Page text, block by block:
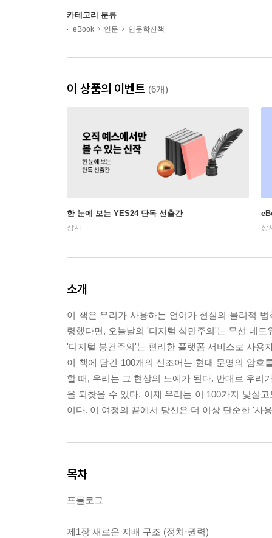
카테고리 분류
eBook 인문 인문학산책
이 상품의 이벤트 (6개)
한 눈에 보는 YES24 단독 선출간
상시 상
소개
이 책은 우리가 사용하는 언어가 현실의 물리적
령했다면, 오늘날의 '디지털 식민주의'는 무선 네
'디지털 봉건주의'는 편리한 플랫폼 서비스로 사용
이 책에 담긴 100개의 신조어는 현대 문명의 암호
할 때, 우리는 그 현상의 노예가 된다. 반대로 우리
을 되찾을 수 있다. 이제 우리는 이 100가지 낯설
이다. 이 여정의 끝에서 당신은 더 이상 단순한 '사
목차
프롤로그
제1장 새로운 지배 구조 (정치·권력)